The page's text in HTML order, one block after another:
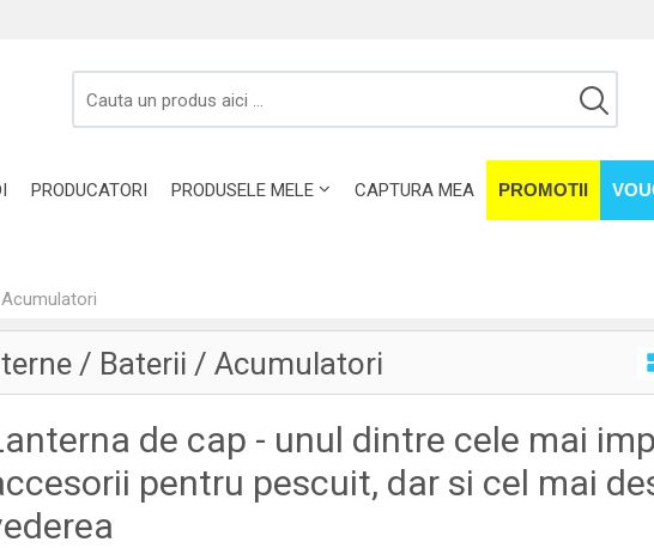
PRODUCATORI PRODUSELE MELE CAPTURA MEA PROMOTII
/ Baterii / Acumulatori
de cap - unul dintre cele mai
pentru pescuit, dar si cel mai